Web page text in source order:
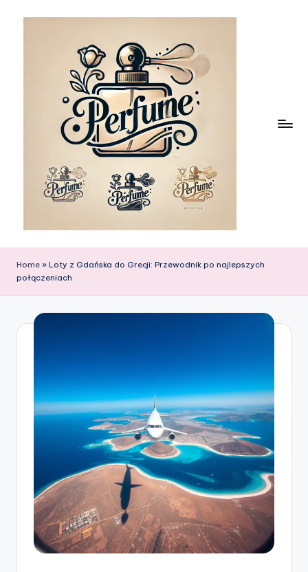
Home » Loty z Gdańska do Grecji: Przewodnik po najlepszych
połączeniach